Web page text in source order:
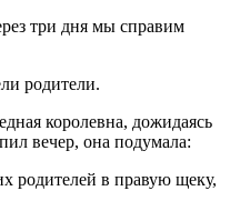
три дня мы справим
родители.
королевна, дожидаясь
вечер, она подумала:
родителей в правую щеку,